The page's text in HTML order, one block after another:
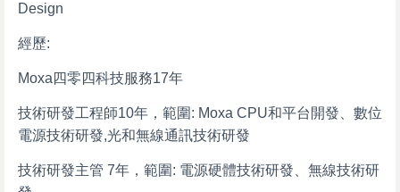
Design
經歷:
Moxa四零四科技服務17年
技術研發工程師10年，範圍: Moxa CPU和平台開發、數位
電源技術研發,光和無線通訊技術研發
技術研發主管 7年，範圍: 電源硬體技術研發、無線技術研